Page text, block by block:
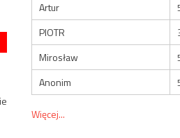
Artur
PIOTR
Mirosław
Anonim
Więcej...